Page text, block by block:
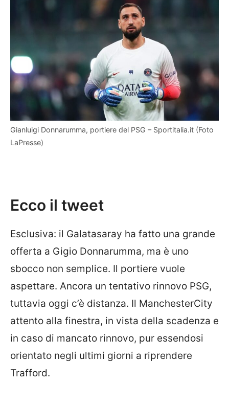
Gianluigi Donnarumma, portiere del PSG – Sportitalia.it (Foto
LaPresse)
Ecco il tweet
Esclusiva: il Galatasaray ha fatto una grande
offerta a Gigio Donnarumma, ma è uno
sbocco non semplice. Il portiere vuole
aspettare. Ancora un tentativo rinnovo PSG,
tuttavia oggi c’è distanza. Il ManchesterCity
attento alla finestra, in vista della scadenza e
in caso di mancato rinnovo, pur essendosi
orientato negli ultimi giorni a riprendere
Trafford.